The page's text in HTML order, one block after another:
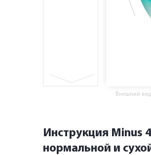
Внешний
Инструкция Minus
нормальной и